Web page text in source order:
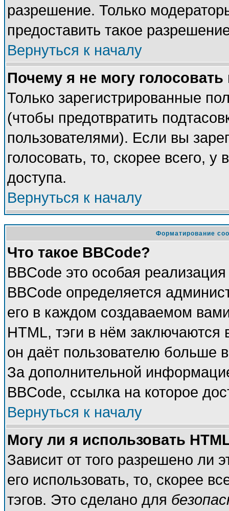
разрешение. Только
предоставить такое
Вернуться к началу
Почему я не могу
Только зарегистрированные
(чтобы предотвратить
пользователями). Если вы
голосовать, то, скорее всего,
доступа.
Вернуться к началу
Форматирование
Что такое BBCode?
BBCode это особая
BBCode определяется
его в каждом создаваемом
HTML, тэги в нём заключаются
он даёт пользователю больше
За дополнительной
BBCode, ссылка на которое
Вернуться к началу
Могу ли я использовать
Зависит от того разрешено ли
его использовать, то, скорее
тэгов. Это сделано для